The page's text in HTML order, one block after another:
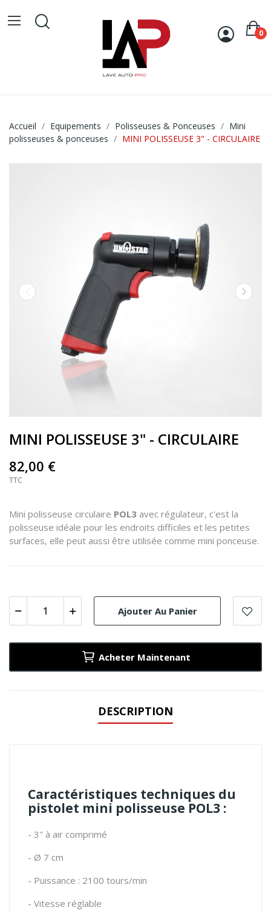
0
Accueil Equipements Polisseuses & Ponceuses
Mini
polisseuses & ponceuses
MINI POLISSEUSE 3" - CIRCULAIRE
MINI POLISSEUSE 3" - CIRCULAIRE
82,00 €
TTC
Mini polisseuse circulaire POL3 avec régulateur, c'est la
polisseuse idéale pour les endroits difficiles et les petites
surfaces, elle peut aussi être utilisée comme mini ponceuse.
Ajouter Au Panier
Acheter Maintenant
DESCRIPTION
Caractéristiques techniques du
pistolet mini polisseuse POL3 :
- 3" à air comprimé
- Ø 7 cm
- Puissance : 2100 tours/min
- Vitesse réglable